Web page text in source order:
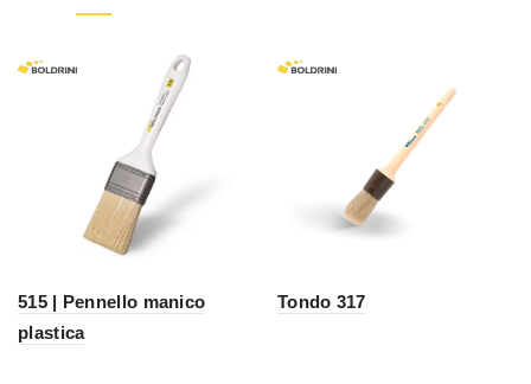
515 | Pennello manico
plastica
Tondo 317